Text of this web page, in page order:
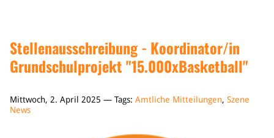
Stellenausschreibung - Koordinator/in
Grundschulprojekt "15.000xBasketball"
Mittwoch, 2. April 2025 — Tags: Amtliche Mitteilungen, Szene
News